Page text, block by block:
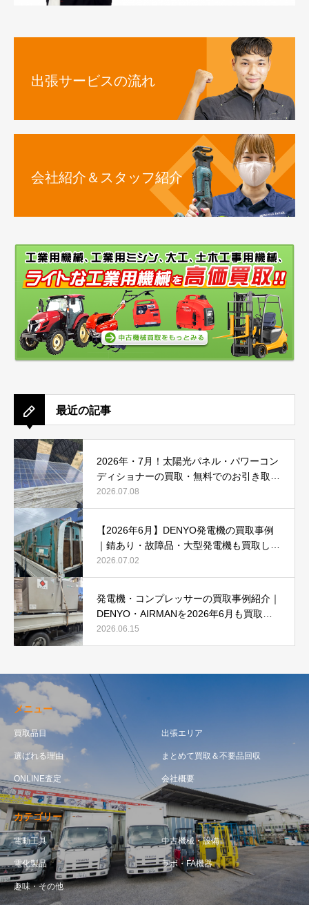
出張サービスの流れ
会社紹介＆スタッフ紹介
最近の記事
2026年・7月！太陽光パネル・パワーコン
ディショナーの買取・無料でのお引き取り
強化中です(^^♪
2026.07.08
【2026年6月】DENYO発電機の買取事例
｜錆あり・故障品・大型発電機も買取しま
した
2026.07.02
発電機・コンプレッサーの買取事例紹介｜
DENYO・AIRMANを2026年6月も買取強
化中
2026.06.15
メニュー
買取品目 出張エリア
選ばれる理由 まとめて買取＆不要品回収
ONLINE査定 会社概要
カテゴリー
電動工具 中古機械・設備
電化製品 ラボ・FA機器
趣味・その他